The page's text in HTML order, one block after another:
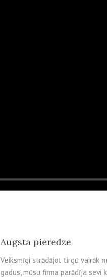
Augsta pieredze
Veiksmīgi strādājot tirgū vairāk
gadus, mūsu firma parādīja sevi